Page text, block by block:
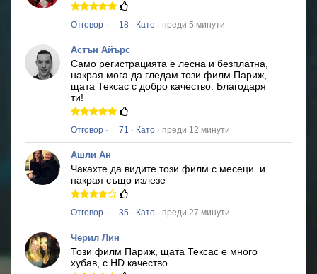
Отговор · 18 · Като · преди 5 минути
Астън Айърс
Само регистрацията е лесна и безплатна,
накрая мога да гледам този филм Париж,
щата Тексас с добро качество. Благодаря
ти!
Отговор · 71 · Като · преди 12 минути
Ашли Ан
Чакахте да видите този филм с месеци. и
накрая също излезе
Отговор · 35 · Като · преди 27 минути
Черил Лин
Този филм Париж, щата Тексас е много
хубав, с HD качество